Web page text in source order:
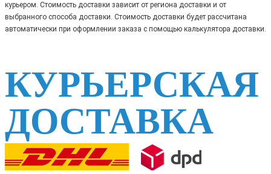
курьером. Стоимость доставки зависит от региона доставки и от
выбранного способа доставки. Стоимость доставки будет рассчитана
автоматически при оформлении заказа с помощью калькулятора доставки.
КУРЬЕРСКАЯ
ДОСТАВКА